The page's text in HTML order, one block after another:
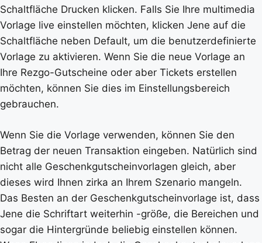
Schaltfläche Drucken klicken. Falls Sie Ihre multimedia
Vorlage live einstellen möchten, klicken Jene auf die
Schaltfläche neben Default, um die benutzerdefinierte
Vorlage zu aktivieren. Wenn Sie die neue Vorlage an
Ihre Rezgo-Gutscheine oder aber Tickets erstellen
möchten, können Sie dies im Einstellungsbereich
gebrauchen.
Wenn Sie die Vorlage verwenden, können Sie den
Betrag der neuen Transaktion eingeben. Natürlich sind
nicht alle Geschenkgutscheinvorlagen gleich, aber
dieses wird Ihnen zirka an Ihrem Szenario mangeln.
Das Besten an der Geschenkgutscheinvorlage ist, dass
Jene die Schriftart weiterhin -größe, die Bereichen und
sogar die Hintergründe beliebig einstellen können.